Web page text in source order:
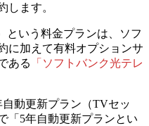
します。
という料金プランは、ソフ
に加えて有料オプションサ
ある
「ソフトバンク光テレ
動更新プラン（TVセッ
「5年自動更新プランとい